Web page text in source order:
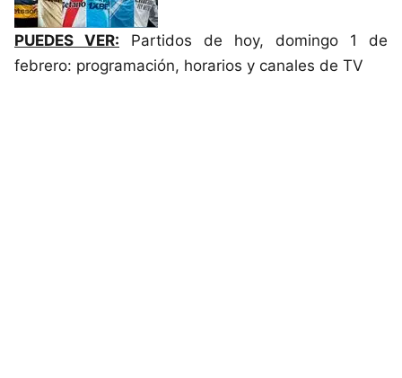
PUEDES VER: Partidos de hoy, domingo 1 de
febrero: programación, horarios y canales de TV